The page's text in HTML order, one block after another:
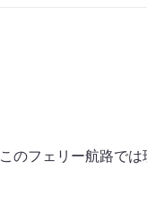
このフェリー航路では